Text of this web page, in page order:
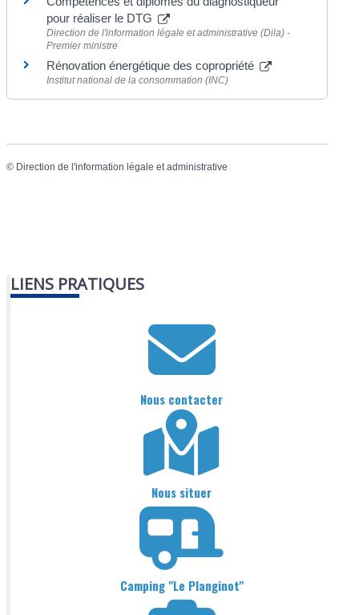
pour réaliser le DTG
Direction de l'information légale et administrative (Dila) -
Premier ministre
Rénovation énergétique des copropriété
Institut national de la consommation (INC)
© Direction de l'information légale et administrative
LIENS PRATIQUES
Nous contacter
Nous situer
Camping "Le Planginot"